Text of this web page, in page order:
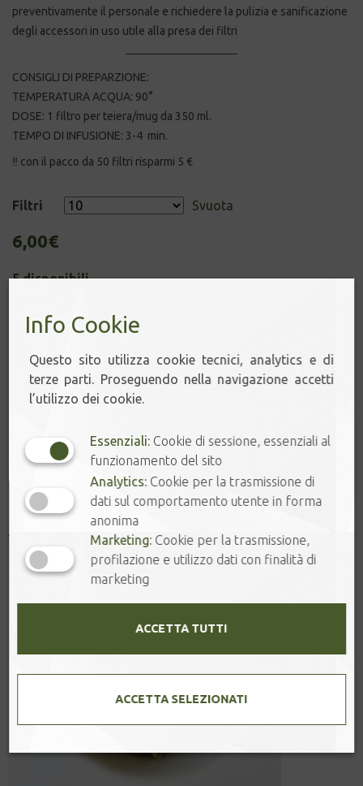
preventivamente il personale e richiedere la pulizia e sanificazione
degli accessori in uso utile alla presa dei filtri
CONSIGLI DI PREPARZIONE:
TEMPERATURA ACQUA: 90°
DOSE: 1 filtro per teiera/mug da 350 ml.
TEMPO DI INFUSIONE: 3-4 min.
‼️ con il pacco da 50 filtri risparmi 5 €
Filtri Svuota
6,00€
5 disponibili
FILTRI
FLOWER
GARDEN
quantità
- +
Aggiungi al carrello
Prodotti correlati
Info Cookie
Questo sito utilizza cookie tecnici, analytics e di
terze parti. Proseguendo nella navigazione accetti
l’utilizzo dei cookie.
Essenziali: Cookie di sessione, essenziali al
funzionamento del sito
Analytics: Cookie per la trasmissione di
dati sul comportamento utente in forma
anonima
Marketing: Cookie per la trasmissione,
profilazione e utilizzo dati con finalità di
marketing
ACCETTA TUTTI
ACCETTA SELEZIONATI